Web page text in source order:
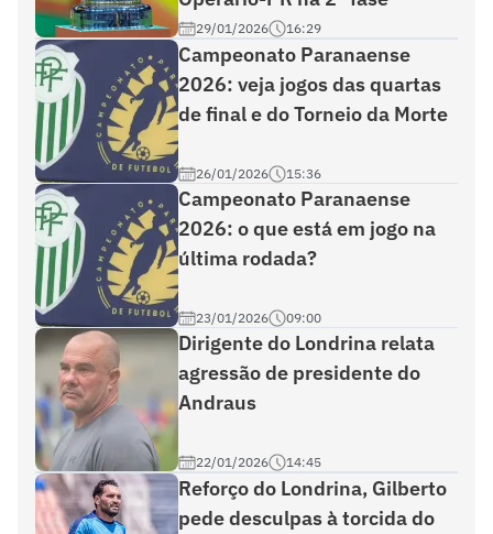
29/01/2026 16:29
Campeonato Paranaense
2026: veja jogos das quartas
de final e do Torneio da Morte
26/01/2026 15:36
Campeonato Paranaense
2026: o que está em jogo na
última rodada?
23/01/2026 09:00
Dirigente do Londrina relata
agressão de presidente do
Andraus
22/01/2026 14:45
Reforço do Londrina, Gilberto
pede desculpas à torcida do